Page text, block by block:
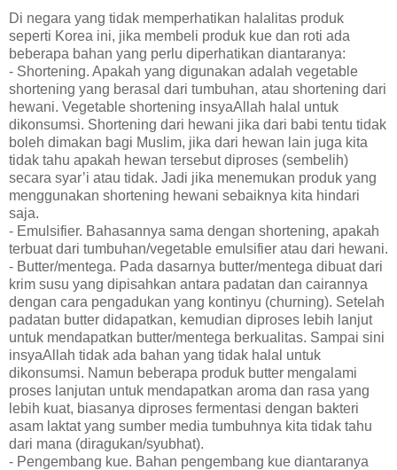
Di negara yang tidak memperhatikan halalitas produk
seperti Korea ini, jika membeli produk kue dan roti ada
beberapa bahan yang perlu diperhatikan diantaranya:
- Shortening. Apakah yang digunakan adalah vegetable
shortening yang berasal dari tumbuhan, atau shortening dari
hewani. Vegetable shortening insyaAllah halal untuk
dikonsumsi. Shortening dari hewani jika dari babi tentu tidak
boleh dimakan bagi Muslim, jika dari hewan lain juga kita
tidak tahu apakah hewan tersebut diproses (sembelih)
secara syar’i atau tidak. Jadi jika menemukan produk yang
menggunakan shortening hewani sebaiknya kita hindari
saja.
- Emulsifier. Bahasannya sama dengan shortening, apakah
terbuat dari tumbuhan/vegetable emulsifier atau dari hewani.
- Butter/mentega. Pada dasarnya butter/mentega dibuat dari
krim susu yang dipisahkan antara padatan dan cairannya
dengan cara pengadukan yang kontinyu (churning). Setelah
padatan butter didapatkan, kemudian diproses lebih lanjut
untuk mendapatkan butter/mentega berkualitas. Sampai sini
insyaAllah tidak ada bahan yang tidak halal untuk
dikonsumsi. Namun beberapa produk butter mengalami
proses lanjutan untuk mendapatkan aroma dan rasa yang
lebih kuat, biasanya diproses fermentasi dengan bakteri
asam laktat yang sumber media tumbuhnya kita tidak tahu
dari mana (diragukan/syubhat).
- Pengembang kue. Bahan pengembang kue diantaranya